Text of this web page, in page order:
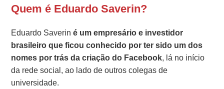
Quem é Eduardo Saverin?
Eduardo Saverin é um empresário e investidor
brasileiro que ficou conhecido por ter sido um dos
nomes por trás da criação do Facebook, lá no início
da rede social, ao lado de outros colegas de
universidade.